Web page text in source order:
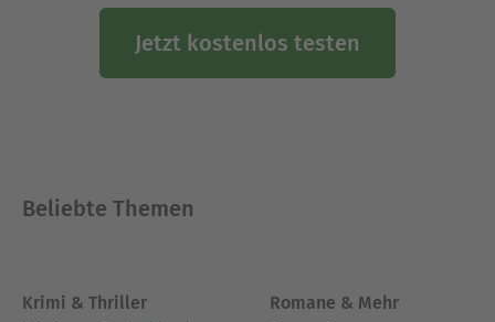
Jetzt kostenlos testen
Beliebte Themen
Krimi & Thriller Romane & Mehr